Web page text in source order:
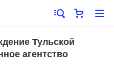
Тульской
агентство